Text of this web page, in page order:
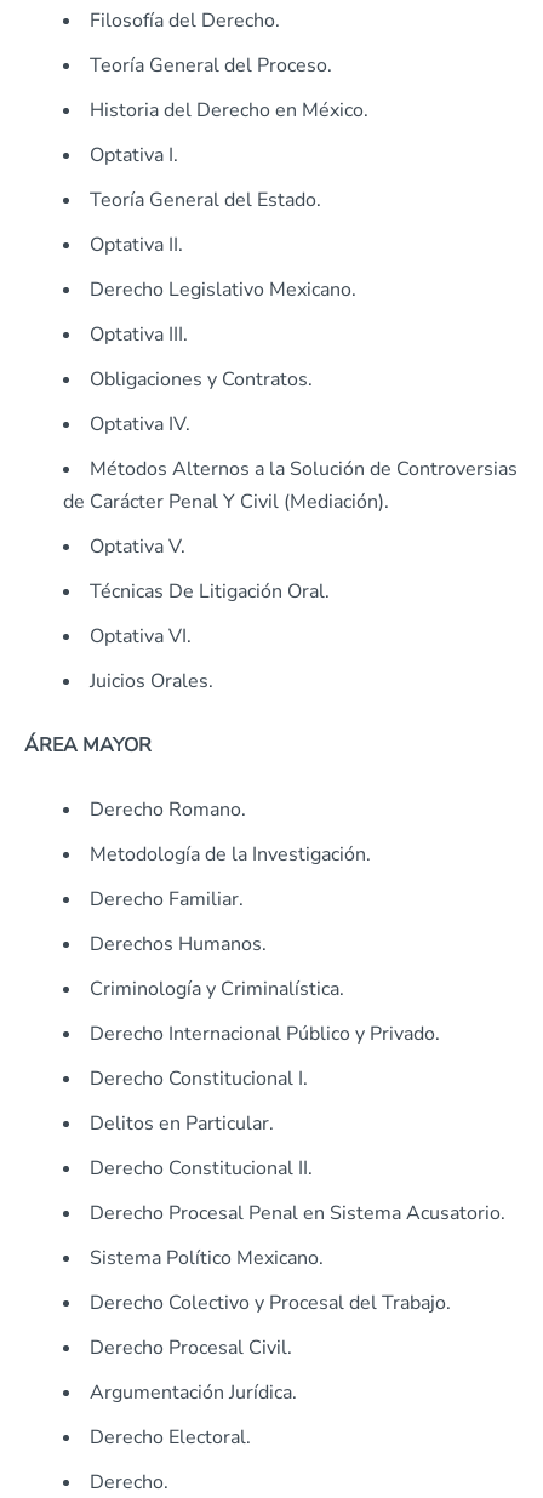
Filosofía del Derecho.
Teoría General del Proceso.
Historia del Derecho en México.
Optativa I.
Teoría General del Estado.
Optativa II.
Derecho Legislativo Mexicano.
Optativa III.
Obligaciones y Contratos.
Optativa IV.
Métodos Alternos a la Solución de Controversias
de Carácter Penal Y Civil (Mediación).
Optativa V.
Técnicas De Litigación Oral.
Optativa VI.
Juicios Orales.
ÁREA MAYOR
Derecho Romano.
Metodología de la Investigación.
Derecho Familiar.
Derechos Humanos.
Criminología y Criminalística.
Derecho Internacional Público y Privado.
Derecho Constitucional I.
Delitos en Particular.
Derecho Constitucional II.
Derecho Procesal Penal en Sistema Acusatorio.
Sistema Político Mexicano.
Derecho Colectivo y Procesal del Trabajo.
Derecho Procesal Civil.
Argumentación Jurídica.
Derecho Electoral.
Derecho.